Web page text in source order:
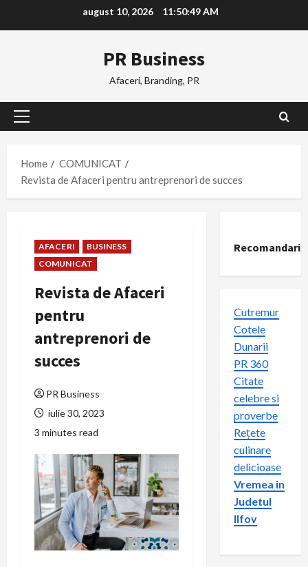
august 10, 2026 11:50:50 AM
PR Business
Afaceri, Branding, PR
Primary
Home
COMUNICAT
Revista de Afaceri pentru antreprenori de succes
AFACERI
BUSINESS
COMUNICAT
Revista de Afaceri
pentru
antreprenori de
succes
PR Business
iulie 30, 2023
3 minutes read
Recomandari
Cutremur
Cotele
Dunarii
PR 360
Citate
celebre si
proverbe
Rețete
culinare
delicioase
Vremea in
Judetul
Ilfov